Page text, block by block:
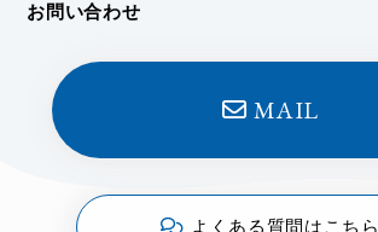
お問い合わせ
MAIL
よくある質問はこちら